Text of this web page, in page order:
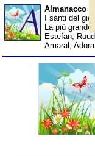
Almanacco
I santi del
La più
Estefan;
Amaral;